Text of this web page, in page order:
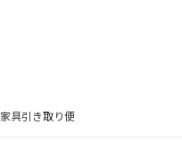
家具引き取り便